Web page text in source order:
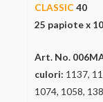
CLASSIC 40
25 papiote x
Art. No.
culori: 1137,
1074, 1058,